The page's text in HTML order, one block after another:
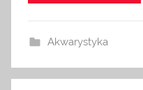
Akwarystyka